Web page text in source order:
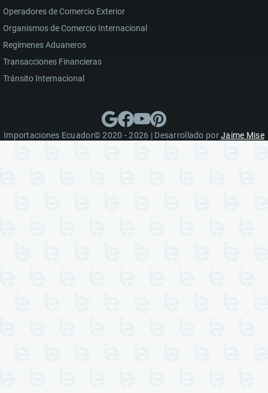
Operadores de Comercio Exterior
Organismos de Comercio Internacional
Regímenes Aduaneros
Transacciones Financieras
Tránsito Internacional
Importaciones Ecuador© 2020 - 2026 | Desarrollado porJaime Mise